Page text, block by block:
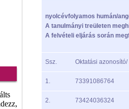
nyolcévfolyamos humán/
A tanulmányi treületen
A felvételi eljárás során
Ssz. Oktatási
1. 73391086764
2. 73424036324